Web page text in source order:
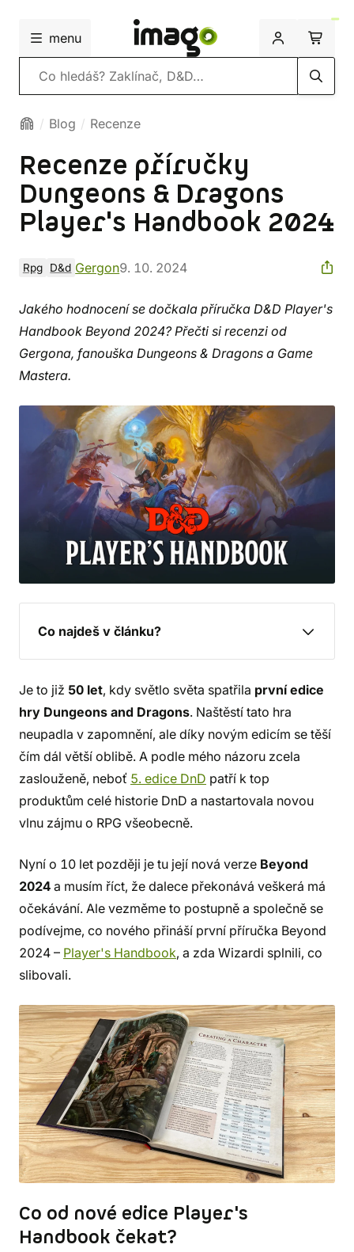
menu
Vyhledávání
Blog Recenze
Recenze příručky
Dungeons & Dragons
Player's Handbook 2024
Rpg D&d Gergon9. 10. 2024
Jakého hodnocení se dočkala příručka D&D Player's
Handbook Beyond 2024? Přečti si recenzi od
Gergona, fanouška Dungeons & Dragons a Game
Mastera.
Co najdeš v článku?
Je to již 50 let, kdy světlo světa spatřila první edice
hry Dungeons and Dragons. Naštěstí tato hra
neupadla v zapomnění, ale díky novým edicím se těší
čím dál větší oblibě. A podle mého názoru zcela
zaslouženě, neboť 5. edice DnD patří k top
produktům celé historie DnD a nastartovala novou
vlnu zájmu o RPG všeobecně.
Nyní o 10 let později je tu její nová verze Beyond
2024 a musím říct, že dalece překonává veškerá má
očekávání. Ale vezměme to postupně a společně se
podívejme, co nového přináší první příručka Beyond
2024 – Player's Handbook, a zda Wizardi splnili, co
slibovali.
Co od nové edice Player's
Handbook čekat?